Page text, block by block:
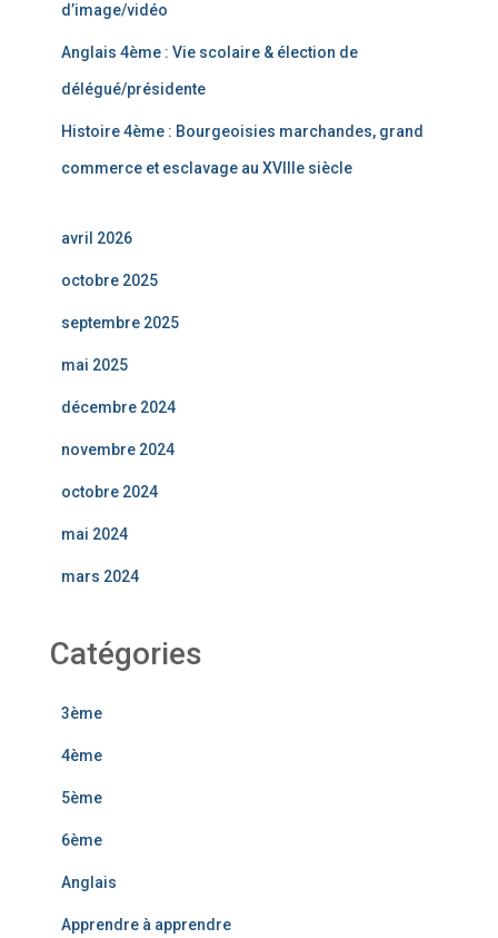
d’image/vidéo
Anglais 4ème : Vie scolaire & élection de
délégué/présidente
Histoire 4ème : Bourgeoisies marchandes, grand
commerce et esclavage au XVIIIe siècle
avril 2026
octobre 2025
septembre 2025
mai 2025
décembre 2024
novembre 2024
octobre 2024
mai 2024
mars 2024
Catégories
3ème
4ème
5ème
6ème
Anglais
Apprendre à apprendre